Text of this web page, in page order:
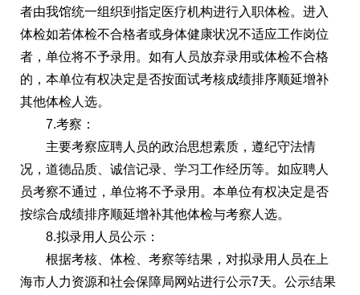
者由我馆统一组织到指定医疗机构进行入职体检。进入
体检如若体检不合格者或身体健康状况不适应工作岗位
者，单位将不予录用。如有人员放弃录用或体检不合格
的，本单位有权决定是否按面试考核成绩排序顺延增补
其他体检人选。
7.考察：
主要考察应聘人员的政治思想素质，遵纪守法情
况，道德品质、诚信记录、学习工作经历等。如应聘人
员考察不通过，单位将不予录用。本单位有权决定是否
按综合成绩排序顺延增补其他体检与考察人选。
8.拟录用人员公示：
根据考核、体检、考察等结果，对拟录用人员在上
海市人力资源和社会保障局网站进行公示7天。公示结果